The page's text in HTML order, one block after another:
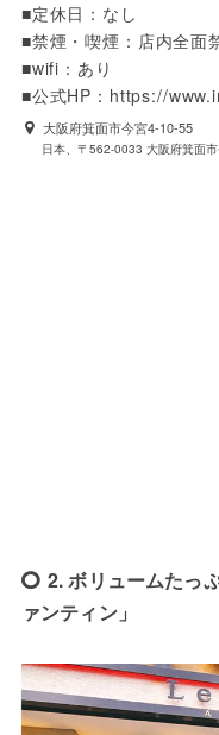
■定休日：なし
■禁煙・喫煙：店内全面
■wifi：あり
■公式HP：https://
大阪府箕面市今宮4-10-55
日本、〒562-0033 大阪府箕面
2. ボリュームたっ
ァンティン」